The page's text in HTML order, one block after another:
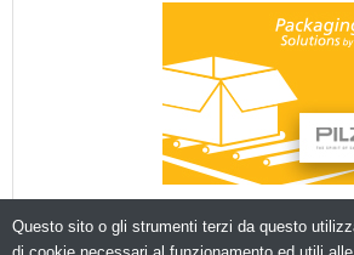
Questo sito o gli strumenti terzi da questo